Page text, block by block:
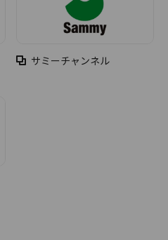
サミーチャンネル